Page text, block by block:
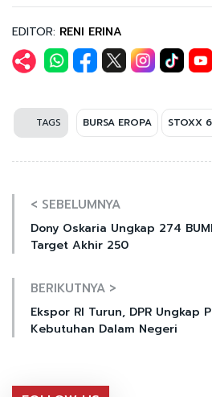
EDITOR: RENI ERINA
TAGS BURSA EROPA STOXX
< SEBELUMNYA
Dony Oskaria Ungkap 274
Target Akhir 250
BERIKUTNYA >
Ekspor RI Turun, DPR Ungkap
Kebutuhan Dalam Negeri